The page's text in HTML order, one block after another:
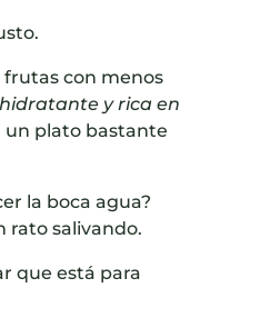
frutas con menos
y rica en
plato bastante
la boca agua?
rato salivando.
que está para